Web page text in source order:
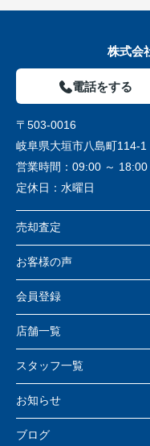
株式会
電話をする
〒503-0016
岐阜県大垣市八島町114-1
営業時間： 09:00 ～ 18:00
定休日： 水曜日
売却査定
お客様の声
会員登録
店舗一覧
スタッフ一覧
お知らせ
ブログ